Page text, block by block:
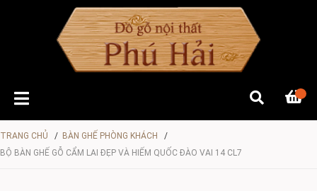
TRANG CHỦ / BÀN GHẾ PHÒNG KHÁCH
/
BỘ BÀN GHẾ GỖ CẨM LAI ĐẸP VÀ HIẾM QUỐC ĐÀO VAI 14 CL7